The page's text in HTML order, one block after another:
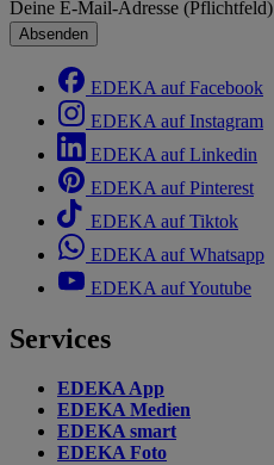
Deine E-Mail-Adresse (Pflichtfeld)
Absenden
EDEKA auf Facebook
EDEKA auf Instagram
EDEKA auf Linkedin
EDEKA auf Pinterest
EDEKA auf Tiktok
EDEKA auf Whatsapp
EDEKA auf Youtube
Services
EDEKA App
EDEKA Medien
EDEKA smart
EDEKA Foto